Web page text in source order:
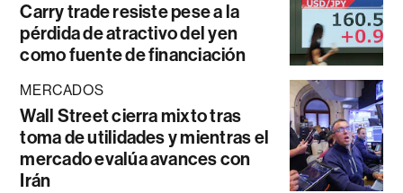
Carry trade resiste pese a la
pérdida de atractivo del yen
como fuente de financiación
MERCADOS
Wall Street cierra mixto tras
toma de utilidades y mientras el
mercado evalúa avances con
Irán